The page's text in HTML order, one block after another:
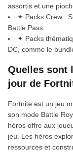
assortis et une
✦ Packs Crew :
Battle Pass.
✦ Packs
DC, comme le
Quelles sont
jour de
Fortnite est un jeu
son mode Battle
héros offre aux
jeu. Les héros
ressources et